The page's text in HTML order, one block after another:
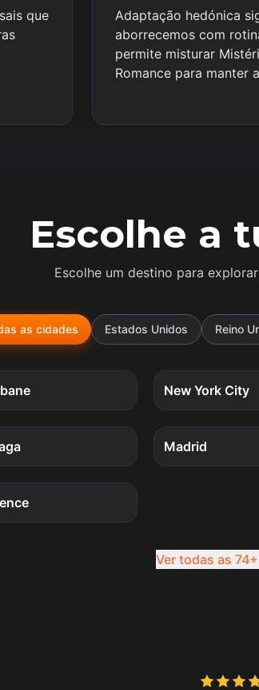
que
Adaptação hedónica
aborrecemos com
permite misturar
Romance para manter
Escolhe a
Escolhe um destino para
as cidades Estados Unidos Reino
New York City
4 quests
Madrid
4 quests
Ver todas as